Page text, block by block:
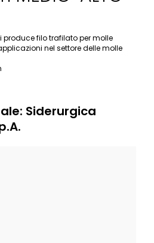
produce filo trafilato per molle
nel settore delle molle
Siderurgica